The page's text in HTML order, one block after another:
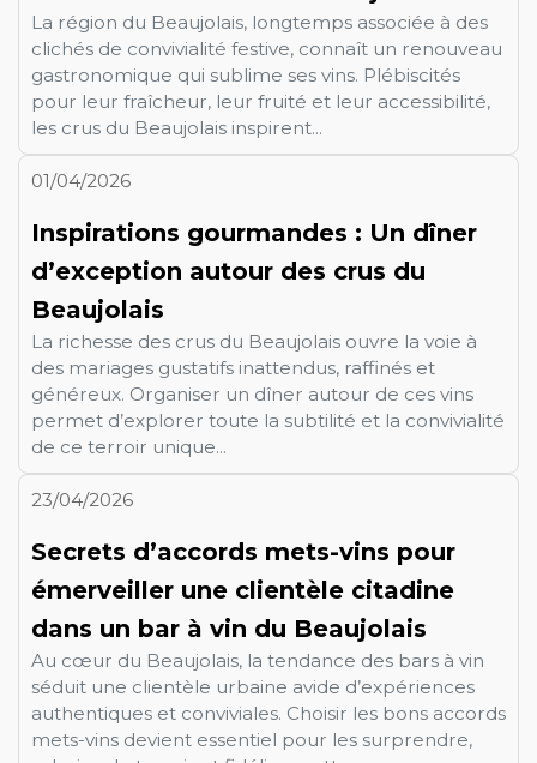
La région du Beaujolais, longtemps associée à des
clichés de convivialité festive, connaît un renouveau
gastronomique qui sublime ses vins. Plébiscités
pour leur fraîcheur, leur fruité et leur accessibilité,
les crus du Beaujolais inspirent...
01/04/2026
Inspirations gourmandes : Un dîner
d’exception autour des crus du
Beaujolais
La richesse des crus du Beaujolais ouvre la voie à
des mariages gustatifs inattendus, raffinés et
généreux. Organiser un dîner autour de ces vins
permet d’explorer toute la subtilité et la convivialité
de ce terroir unique...
23/04/2026
Secrets d’accords mets-vins pour
émerveiller une clientèle citadine
dans un bar à vin du Beaujolais
Au cœur du Beaujolais, la tendance des bars à vin
séduit une clientèle urbaine avide d’expériences
authentiques et conviviales. Choisir les bons accords
mets-vins devient essentiel pour les surprendre,